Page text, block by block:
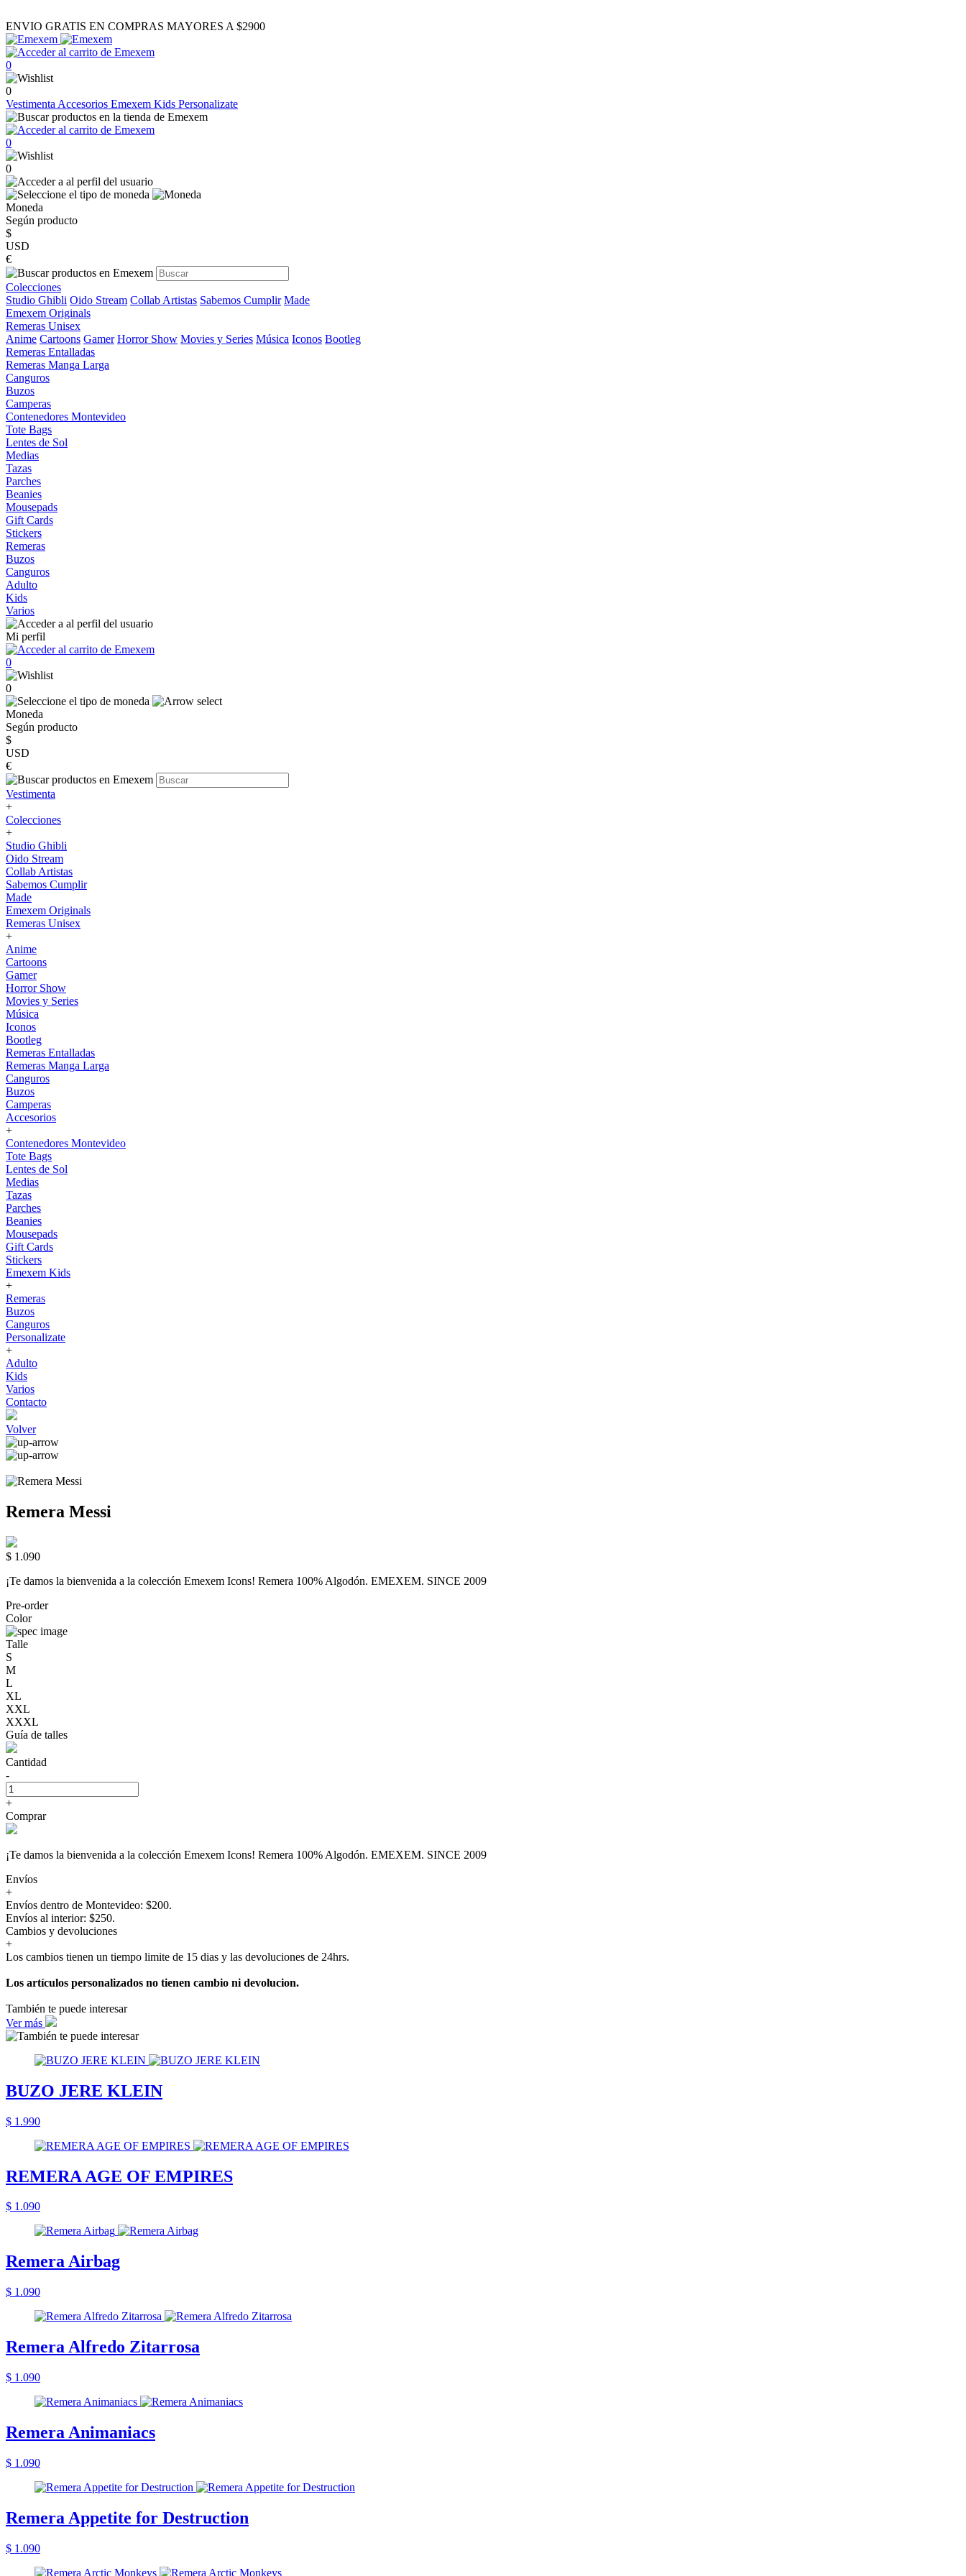
ENVIO GRATIS EN COMPRAS MAYORES A $2900
0
0
Vestimenta Accesorios Emexem Kids Personalizate
0
0
Moneda
Según producto
$
USD
€
Colecciones
Studio Ghibli Oido Stream Collab Artistas Sabemos Cumplir Made
Emexem Originals
Remeras Unisex
Anime Cartoons Gamer Horror Show Movies y Series Música Iconos Bootleg
Remeras Entalladas
Remeras Manga Larga
Canguros
Buzos
Camperas
Contenedores Montevideo
Tote Bags
Lentes de Sol
Medias
Tazas
Parches
Beanies
Mousepads
Gift Cards
Stickers
Remeras
Buzos
Canguros
Adulto
Kids
Varios
Mi perfil
0
0
Moneda
Según producto
$
USD
€
Vestimenta
+
Colecciones
+
Studio Ghibli
Oido Stream
Collab Artistas
Sabemos Cumplir
Made
Emexem Originals
Remeras Unisex
+
Anime
Cartoons
Gamer
Horror Show
Movies y Series
Música
Iconos
Bootleg
Remeras Entalladas
Remeras Manga Larga
Canguros
Buzos
Camperas
Accesorios
+
Contenedores Montevideo
Tote Bags
Lentes de Sol
Medias
Tazas
Parches
Beanies
Mousepads
Gift Cards
Stickers
Emexem Kids
+
Remeras
Buzos
Canguros
Personalizate
+
Adulto
Kids
Varios
Contacto
Volver
Remera Messi
$ 1.090
¡Te damos la bienvenida a la colección Emexem Icons! Remera 100% Algodón. EMEXEM. SINCE 2009
Pre-order
Color
Talle
S
M
L
XL
XXL
XXXL
Guía de talles
Cantidad
-
+
Comprar
¡Te damos la bienvenida a la colección Emexem Icons! Remera 100% Algodón. EMEXEM. SINCE 2009
Envíos
+
Envíos dentro de Montevideo: $200.
Envíos al interior: $250.
Cambios y devoluciones
+
Los cambios tienen un tiempo limite de 15 dias y las devoluciones de 24hrs.
Los artículos personalizados no tienen cambio ni devolucion.
También te puede interesar
Ver más
BUZO JERE KLEIN
$ 1.990
REMERA AGE OF EMPIRES
$ 1.090
Remera Airbag
$ 1.090
Remera Alfredo Zitarrosa
$ 1.090
Remera Animaniacs
$ 1.090
Remera Appetite for Destruction
$ 1.090